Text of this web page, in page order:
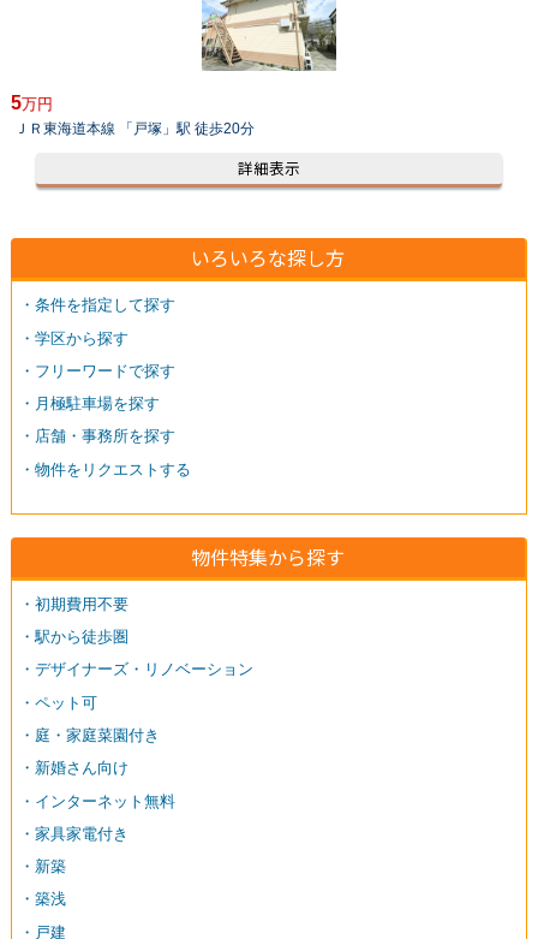
5万円
ＪＲ東海道本線 「戸塚」駅 徒歩20分
詳細表示
いろいろな探し方
・条件を指定して探す
・学区から探す
・フリーワードで探す
・月極駐車場を探す
・店舗・事務所を探す
・物件をリクエストする
物件特集から探す
・初期費用不要
・駅から徒歩圏
・デザイナーズ・リノベーション
・ペット可
・庭・家庭菜園付き
・新婚さん向け
・インターネット無料
・家具家電付き
・新築
・築浅
・戸建